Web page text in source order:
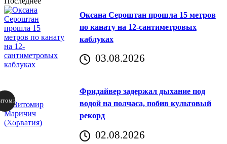
Оксана Сероштан прошла 15 метров
по канату на 12-сантиметровых
каблуках
03.08.2026
Фридайвер задержал дыхание под
водой на полчаса, побив культовый
рекорд
02.08.2026